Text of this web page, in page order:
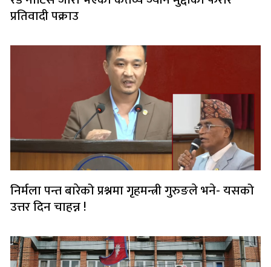
प्रतिवादी पक्राउ
निर्मला पन्त बारेको प्रश्नमा गृहमन्त्री गुरुङले भने- यसको
उत्तर दिन चाहन्न !